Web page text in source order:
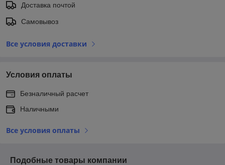
Доставка почтой
Самовывоз
Все условия доставки
Условия оплаты
Безналичный расчет
Наличными
Все условия оплаты
Подобные товары компании